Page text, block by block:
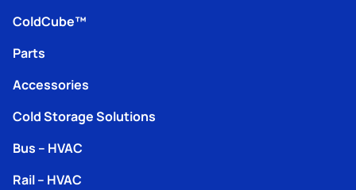
ColdCube™
Parts
Accessories
Cold Storage Solutions
Bus – HVAC
Rail – HVAC